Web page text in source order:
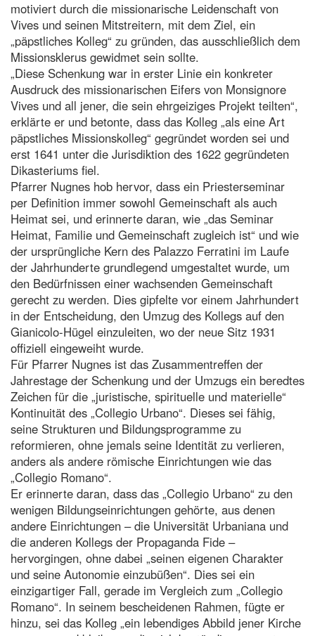
motiviert durch die missionarische Leidenschaft von
Vives und seinen Mitstreitern, mit dem Ziel, ein
„päpstliches Kolleg“ zu gründen, das ausschließlich dem
Missionsklerus gewidmet sein sollte.
„Diese Schenkung war in erster Linie ein konkreter
Ausdruck des missionarischen Eifers von Monsignore
Vives und all jener, die sein ehrgeiziges Projekt teilten“,
erklärte er und betonte, dass das Kolleg „als eine Art
päpstliches Missionskolleg“ gegründet worden sei und
erst 1641 unter die Jurisdiktion des 1622 gegründeten
Dikasteriums fiel.
Pfarrer Nugnes hob hervor, dass ein Priesterseminar
per Definition immer sowohl Gemeinschaft als auch
Heimat sei, und erinnerte daran, wie „das Seminar
Heimat, Familie und Gemeinschaft zugleich ist“ und wie
der ursprüngliche Kern des Palazzo Ferratini im Laufe
der Jahrhunderte grundlegend umgestaltet wurde, um
den Bedürfnissen einer wachsenden Gemeinschaft
gerecht zu werden. Dies gipfelte vor einem Jahrhundert
in der Entscheidung, den Umzug des Kollegs auf den
Gianicolo-Hügel einzuleiten, wo der neue Sitz 1931
offiziell eingeweiht wurde.
Für Pfarrer Nugnes ist das Zusammentreffen der
Jahrestage der Schenkung und der Umzugs ein beredtes
Zeichen für die „juristische, spirituelle und materielle“
Kontinuität des „Collegio Urbano“. Dieses sei fähig,
seine Strukturen und Bildungsprogramme zu
reformieren, ohne jemals seine Identität zu verlieren,
anders als andere römische Einrichtungen wie das
„Collegio Romano“.
Er erinnerte daran, dass das „Collegio Urbano“ zu den
wenigen Bildungseinrichtungen gehörte, aus denen
andere Einrichtungen – die Universität Urbaniana und
die anderen Kollegs der Propaganda Fide –
hervorgingen, ohne dabei „seinen eigenen Charakter
und seine Autonomie einzubüßen“. Dies sei ein
einzigartiger Fall, gerade im Vergleich zum „Collegio
Romano“. In seinem bescheidenen Rahmen, fügte er
hinzu, sei das Kolleg „ein lebendiges Abbild jener Kirche